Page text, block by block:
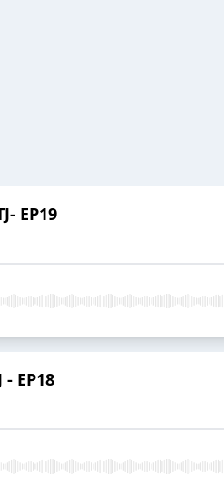
EP19
EP18